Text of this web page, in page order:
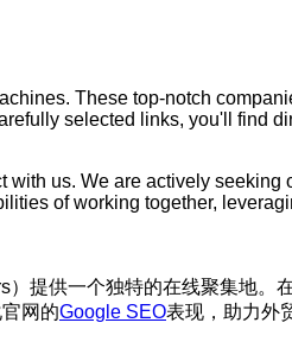
These top-notch
selected links, you'll find
with us. We are actively seeking
of working together,
）提供一个独特的在线聚集地。
网的Google SEO表现，助力外